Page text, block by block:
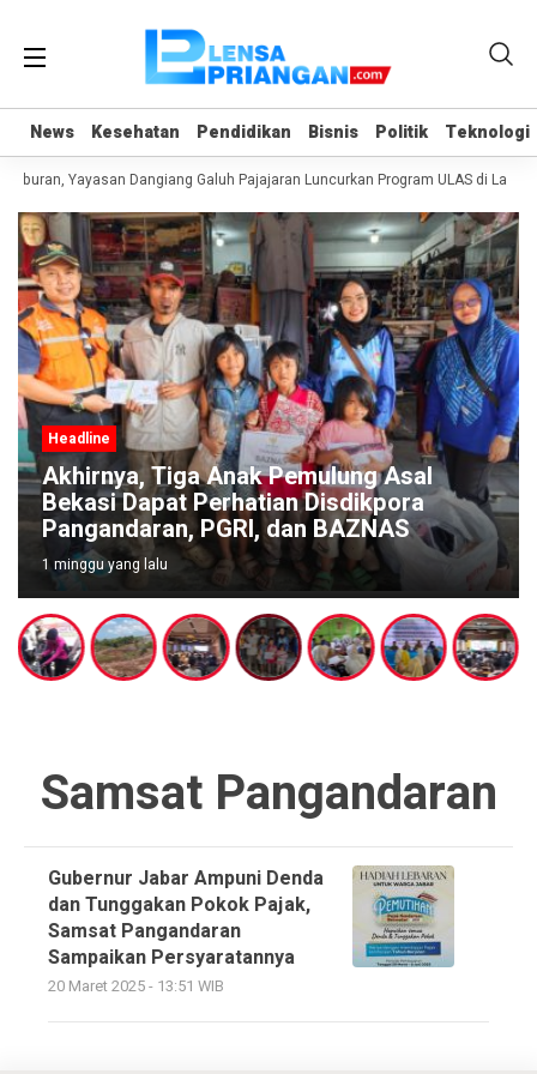
News Kesehatan Pendidikan Bisnis Politik Teknologi
News Kesehatan Pendidikan Bisnis Politik Teknologi
Yayasan Dangiang Galuh Pajajaran Luncurkan Program ULAS di
Headline
Akhirnya, Tiga Anak Pemulung Asal
Bekasi Dapat Perhatian Disdikpora
Pangandaran, PGRI, dan BAZNAS
1 minggu yang lalu
Samsat Pangandaran
Gubernur Jabar Ampuni Denda
dan Tunggakan Pokok Pajak,
Samsat Pangandaran
Sampaikan Persyaratannya
20 Maret 2025 - 13:51 WIB